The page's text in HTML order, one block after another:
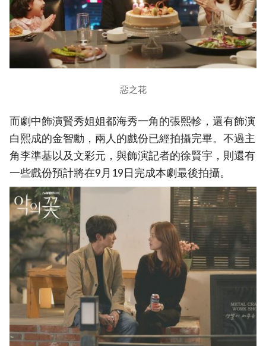
惡之花
而劇中飾演賢秀姐姐都海秀一角的張熙軫，還有飾演
白熙成的金智勳，兩人的戲份已經拍攝完畢。不過主
角李準基以及文彩元，與飾演記者的徐賢宇，則還有
一些戲份預計將在9月19日完成本劇最後拍攝。